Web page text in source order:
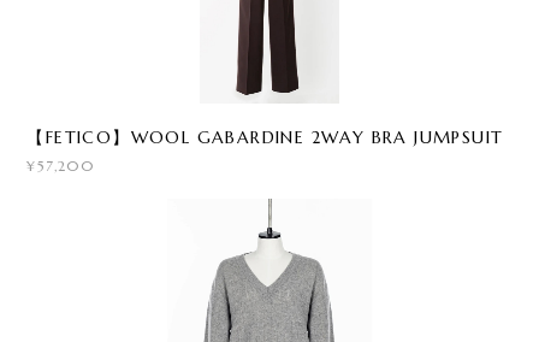
【FETICO】WOOL GABARDINE 2WAY BRA JUMPSUIT
¥57,200